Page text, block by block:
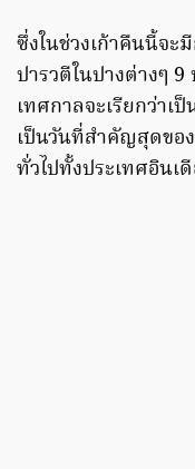
ซึ่งในช่วงเก้าคืนนี้จ
ปารวตีในปางต่างๆ
เทศกาลจะเรียกว่าเ
เป็นวันที่สำคัญสุดขอ
ทั่วไปทั้งประเทศอินเ